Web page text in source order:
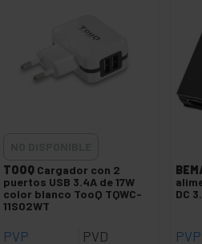
TOOQ Cargador con 2
puertos USB 3.4A de 17W
color blanco TooQ TQWC-
11S02WT
PVP PVD
DC
PVP